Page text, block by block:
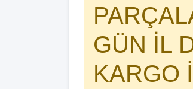
GÜN İL
KARGO